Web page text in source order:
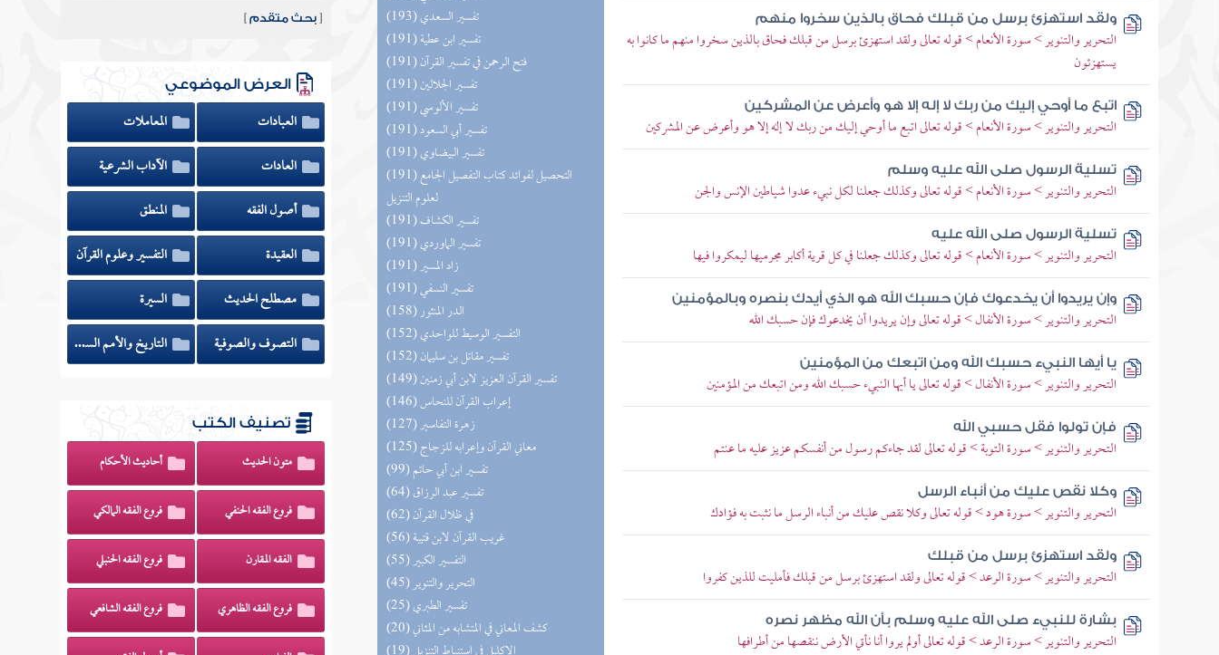
(193) تفسير السعدي
(191) تفسير ابن عطية
(191) فتح الرحمن في تفسير القرآن
(191) تفسير الجلالين
(191) تفسير الألوسي
(191) تفسير أبي السعود
(191) تفسير البيضاوي
(191) التحصيل لفوائد كتاب التفصيل الجامع
لعلوم التنزيل
(191) تفسير الكشاف
(191) تفسير الماوردي
(191) زاد المسير
(191) تفسير النسفي
(158) الدر المنثور
(152) التفسير الوسيط للواحدي
(152) تفسير مقاتل بن سليمان
(149) تفسير القرآن العزيز لابن أبي زمنين
(146) إعراب القرآن للنحاس
(127) زهرة التفاسير
(125) معاني القرآن وإعرابه للزجاج
(99) تفسير ابن أبي حاتم
(64) تفسير عبد الرزاق
(62) في ظلال القرآن
(56) غريب القرآن لابن قتيبة
(55) التفسير الكبير
(45) التحرير والتنوير
(25) تفسير الطبري
(20) كشف المعاني في المتشابه من المثاني
ولقد استهزئ برسل من قبلك فحاق بالذين سخروا منهم
التحرير والتنوير > سورة الأنعام > قوله تعالى ولقد استهزئ برسل من قبلك فحاق بالذين سخروا منهم ما كانوا به
يستهزئون
اتبع ما أوحي إليك من ربك لا إله إلا هو وأعرض عن المشركين
التحرير والتنوير > سورة الأنعام > قوله تعالى اتبع ما أوحي إليك من ربك لا إله إلا هو وأعرض عن المشركين
تسلية الرسول صلى الله عليه وسلم
التحرير والتنوير > سورة الأنعام > قوله تعالى وكذلك جعلنا لكل نبيء عدوا شياطين الإنس والجن
تسلية الرسول صلى الله عليه
التحرير والتنوير > سورة الأنعام > قوله تعالى وكذلك جعلنا في كل قرية أكابر مجرميها ليمكروا فيها
وإن يريدوا أن يخدعوك فإن حسبك الله هو الذي أيدك بنصره وبالمؤمنين
التحرير والتنوير > سورة الأنفال > قوله تعالى وإن يريدوا أن يخدعوك فإن حسبك الله
يا أيها النبيء حسبك الله ومن اتبعك من المؤمنين
التحرير والتنوير > سورة الأنفال > قوله تعالى يا أيها النبيء حسبك الله ومن اتبعك من المؤمنين
فإن تولوا فقل حسبي الله
التحرير والتنوير > سورة التوبة > قوله تعالى لقد جاءكم رسول من أنفسكم عزيز عليه ما عنتم
وكلا نقص عليك من أنباء الرسل
التحرير والتنوير > سورة هود > قوله تعالى وكلا نقص عليك من أنباء الرسل ما نثبت به فؤادك
ولقد استهزئ برسل من قبلك
التحرير والتنوير > سورة الرعد > قوله تعالى ولقد استهزئ برسل من قبلك فأمليت للذين كفروا
بشارة للنبيء صلى الله عليه وسلم بأن الله مظهر نصره
التحرير والتنوير > سورة الرعد > قوله تعالى أولم يروا أنا نأتي الأرض ننقصها من أطرافها
[بحث متقدم ]
العرض الموضوعي
العبادات
المعاملات
العادات
الآداب الشرعية
أصول الفقه
المنطق
العقيدة
التفسير وعلوم القرآن
مصطلح الحديث
السيرة
التصوف والصوفية
التاريخ والأمم السابقة
تصنيف الكتب
متون الحديث أحاديث الأحكام
فروع الفقه الحنفي فروع الفقه المالكي
الفقه المقارن فروع الفقه الحنبلي
فروع الفقه الظاهري فروع الفقه الشافعي